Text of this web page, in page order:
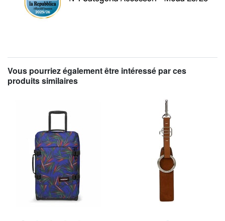
Vous pourriez également être intéressé par ces
produits similaires